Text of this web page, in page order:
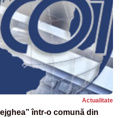
Actualitate
într-o comună din